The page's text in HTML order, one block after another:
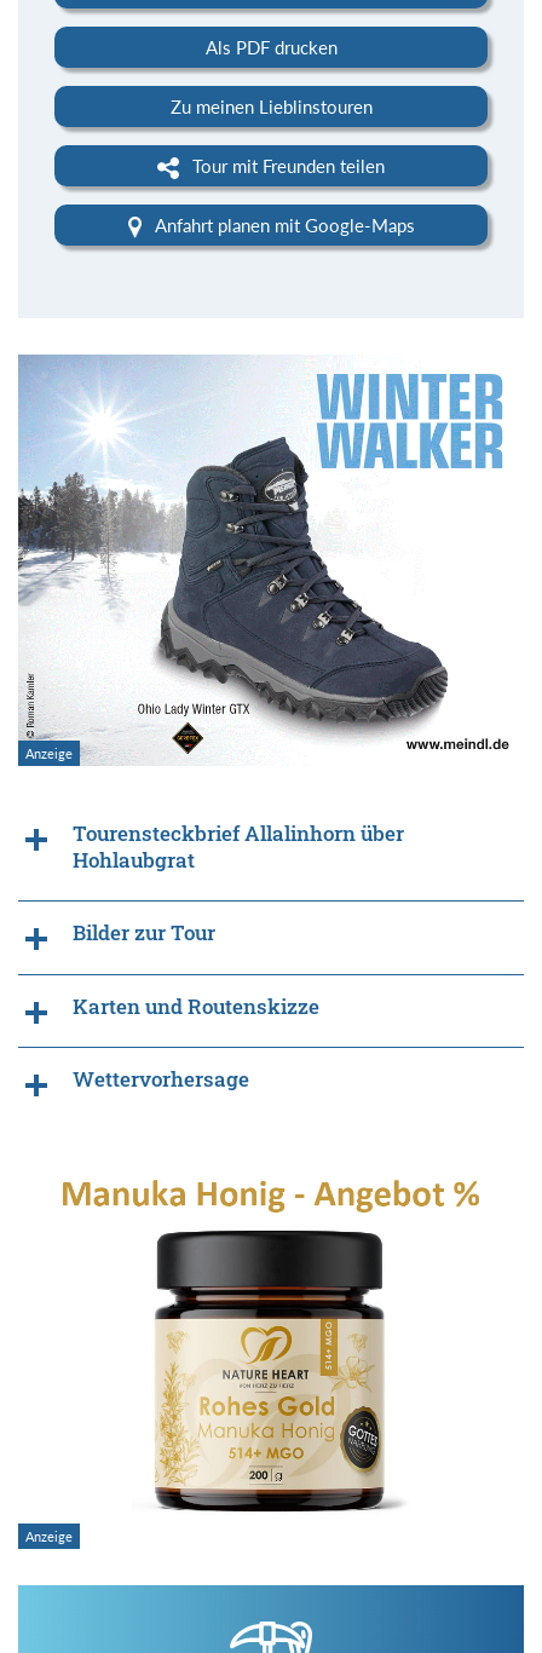
Als PDF drucken
Zu meinen Lieblinstouren
Tour mit Freunden teilen
Anfahrt planen mit Google-Maps
Tourensteckbrief Allalinhorn über
Hohlaubgrat
Bilder zur Tour
Karten und Routenskizze
Wettervorhersage